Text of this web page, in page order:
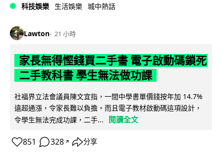
科技娛樂 生活娛樂 城中熱話
Lawton 21 小時
家長無得慳錢買二手書 電子啟動碼鎖死
二手教科書 學生無法做功課
社福界立法會議員陳文宜指，一間中學書單價錢按年加 14.7%
遠超通漲，令家長難以負擔。而且電子教材啟動碼這項設計，
令學生無法完成功課，二手...
閱讀全文
851 328 ↗ 分享